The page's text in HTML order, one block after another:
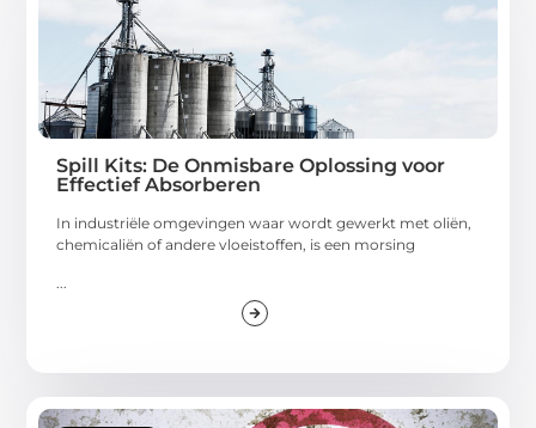
Spill Kits: De Onmisbare Oplossing voor
Effectief Absorberen
In industriële omgevingen waar wordt gewerkt met oliën,
chemicaliën of andere vloeistoffen, is een morsing